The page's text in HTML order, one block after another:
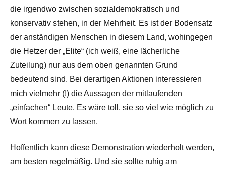
die irgendwo zwischen sozialdemokratisch und
konservativ stehen, in der Mehrheit. Es ist der Bodensatz
der anständigen Menschen in diesem Land, wohingegen
die Hetzer der „Elite“ (ich weiß, eine lächerliche
Zuteilung) nur aus dem oben genannten Grund
bedeutend sind. Bei derartigen Aktionen interessieren
mich vielmehr (!) die Aussagen der mitlaufenden
„einfachen“ Leute. Es wäre toll, sie so viel wie möglich zu
Wort kommen zu lassen.
Hoffentlich kann diese Demonstration wiederholt werden,
am besten regelmäßig. Und sie sollte ruhig am